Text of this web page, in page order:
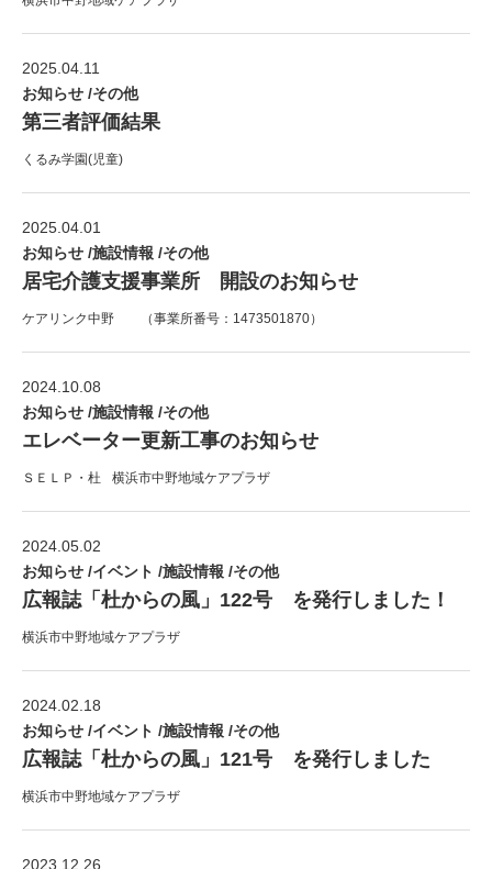
2025.04.11
お知らせ /その他
第三者評価結果
くるみ学園(児童)
2025.04.01
お知らせ /施設情報 /その他
居宅介護支援事業所 開設のお知らせ
ケアリンク中野 （事業所番号：1473501870）
2024.10.08
お知らせ /施設情報 /その他
エレベーター更新工事のお知らせ
ＳＥＬＰ・杜 横浜市中野地域ケアプラザ
2024.05.02
お知らせ /イベント /施設情報 /その他
広報誌「杜からの風」122号 を発行しました！
横浜市中野地域ケアプラザ
2024.02.18
お知らせ /イベント /施設情報 /その他
広報誌「杜からの風」121号 を発行しました
横浜市中野地域ケアプラザ
2023.12.26